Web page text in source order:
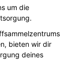
um die
bieten wir dir
deines